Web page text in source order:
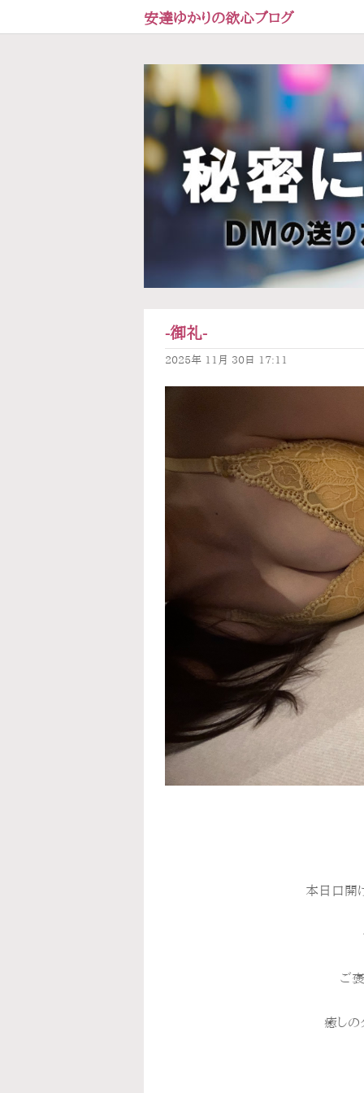
安達ゆかりの欲心ブログ
-御礼-
2025年 11月 30日 17:11
本日口開
ご
癒しの